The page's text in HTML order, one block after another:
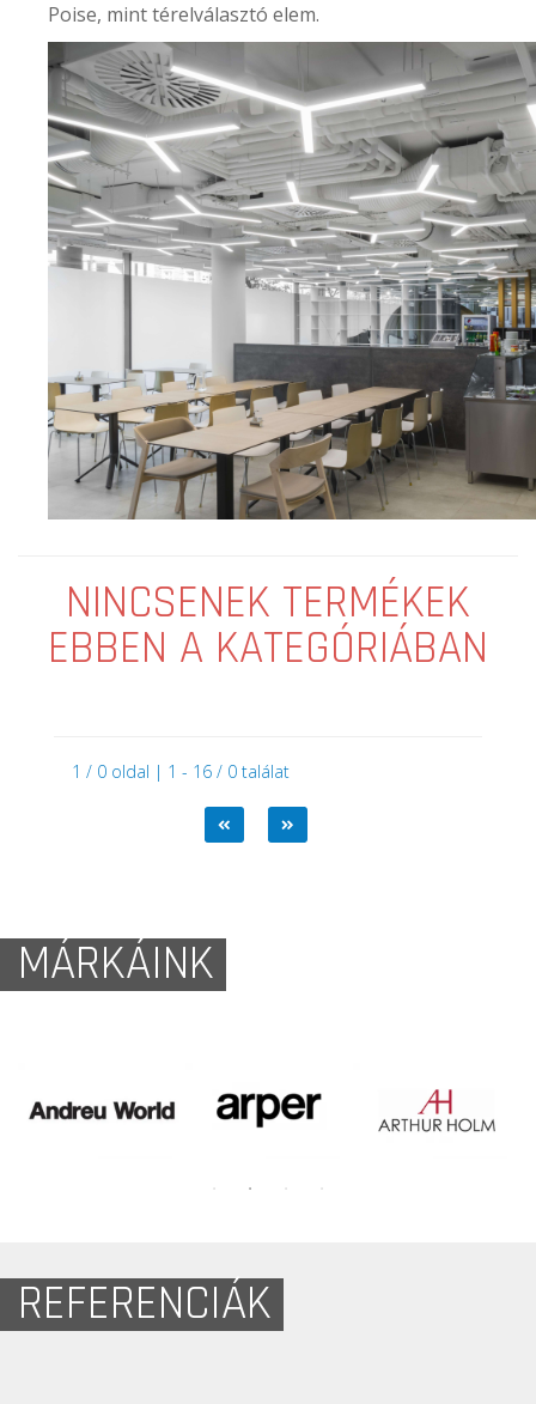
Poise, mint térelválasztó elem.
NINCSENEK TERMÉKEK
EBBEN A KATEGÓRIÁBAN
1 / 0 oldal | 1 - 16 / 0 találat
MÁRKÁINK
REFERENCIÁK